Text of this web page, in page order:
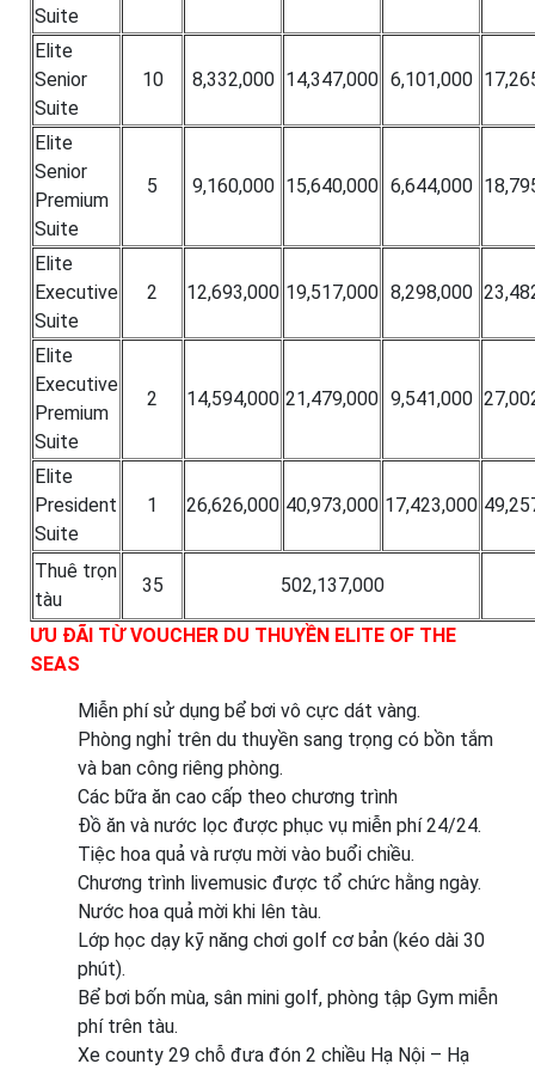
Suite
Elite
Senior
Suite
10 8,332,000 14,347,000 6,101,000
Elite
Senior
Premium
Suite
5 9,160,000 15,640,000 6,644,000
Elite
Executive
Suite
2 12,693,000 19,517,000 8,298,000
Elite
Executive
Premium
Suite
2 14,594,000 21,479,000 9,541,000
Elite
President
Suite
1 26,626,000 40,973,000 17,423,000
Thuê trọn
tàu
35 502,137,000
ƯU ĐÃI TỪ VOUCHER DU THUYỀN ELITE OF THE
SEAS
Miễn phí sử dụng bể bơi vô cực dát vàng.
Phòng nghỉ trên du thuyền sang trọng có bồn tắm
và ban công riêng phòng.
Các bữa ăn cao cấp theo chương trình
Đồ ăn và nước lọc được phục vụ miễn phí 24/24.
Tiệc hoa quả và rượu mời vào buổi chiều.
Chương trình livemusic được tổ chức hằng ngày.
Nước hoa quả mời khi lên tàu.
Lớp học dạy kỹ năng chơi golf cơ bản (kéo dài 30
phút).
Bể bơi bốn mùa, sân mini golf, phòng tập Gym miễn
phí trên tàu.
Xe county 29 chỗ đưa đón 2 chiều Hạ Nội – Hạ